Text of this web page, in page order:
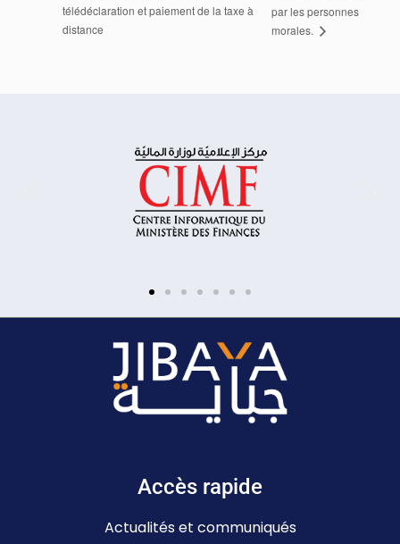
télédéclaration et paiement de la taxe à
distance
par les personnes
morales.
Accès rapide
Actualités et communiqués